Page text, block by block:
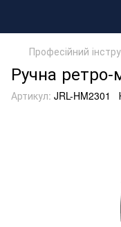
Професійний
Ручна
Артикул: JRL-HM2301